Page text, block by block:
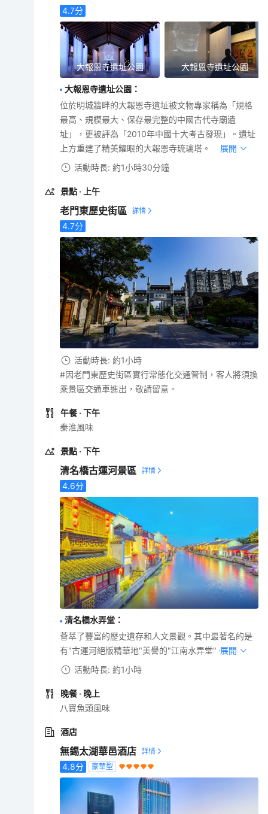
4.7分
大報恩寺遺址公園 大報恩寺遺址公園
大報恩寺遺址公園 ：
位於明城牆畔的大報恩寺遺址被文物專家稱為「規格
最高、規模最大、保存最完整的中國古代寺廟遺
址」，更被評為「2010年中國十大考古發現」。遺址
上方重建了精美耀眼的大報恩寺琉璃塔。
展開
活動時長: 約1小時30分鐘
景點 · 上午
老門東歷史街區
4.7分
活動時長: 約1小時
#因老門東歷史街區實行常態化交通管制，客人將須換
乘景區交通車進出，敬請留意。
午餐 · 下午
秦淮風味
景點 · 下午
清名橋古運河景區
4.6分
清名橋水弄堂 ：
薈萃了豐富的歷史遺存和人文景觀。其中最著名的是
有"古運河絕版精華地"美譽的"江南水弄堂"。展開
活動時長: 約1小時
晚餐 · 晚上
八寶魚頭風味
酒店
無錫太湖華邑酒店
4.8分 豪華型